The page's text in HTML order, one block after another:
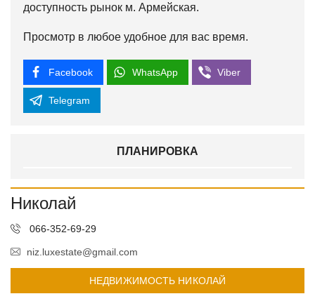
доступность рынок м. Армейская.
Просмотр в любое удобное для вас время.
Facebook WhatsApp Viber
Telegram
ПЛАНИРОВКА
Николай
066-352-69-29
niz.luxestate@gmail.com
НЕДВИЖИМОСТЬ НИКОЛАЙ